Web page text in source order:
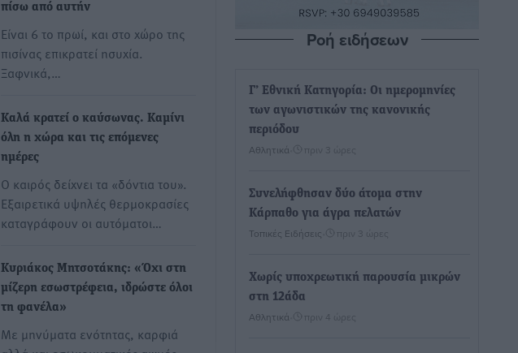
πίσω από αυτήν
Είναι 6 το πρωί, και στο χώρο της
πισίνας επικρατεί ησυχία.
Ξαφνικά,…
Καλά κρατεί ο καύσωνας. Καμίνι
όλη η χώρα και τις επόμενες
ημέρες
Ο καιρός δείχνει τα «δόντια του».
Εξαιρετικά υψηλές θερμοκρασίες
καταγράφουν οι αυτόματοι…
Κυριάκος Μητσοτάκης: «Όχι στη
μίζερη εσωστρέφεια, ιδρώστε όλοι
τη φανέλα»
Με μηνύματα ενότητας, καρφιά
Ροή ειδήσεων
Γ’ Εθνική Κατηγορία: Οι ημερομηνίες
των αγωνιστικών της κανονικής
περιόδου
Αθλητικά πριν 3 ώρες
Συνελήφθησαν δύο άτομα στην
Κάρπαθο για άγρα πελατών
Τοπικές Ειδήσεις πριν 3 ώρες
Χωρίς υποχρεωτική παρουσία μικρών
στη 12άδα
Αθλητικά πριν 4 ώρες